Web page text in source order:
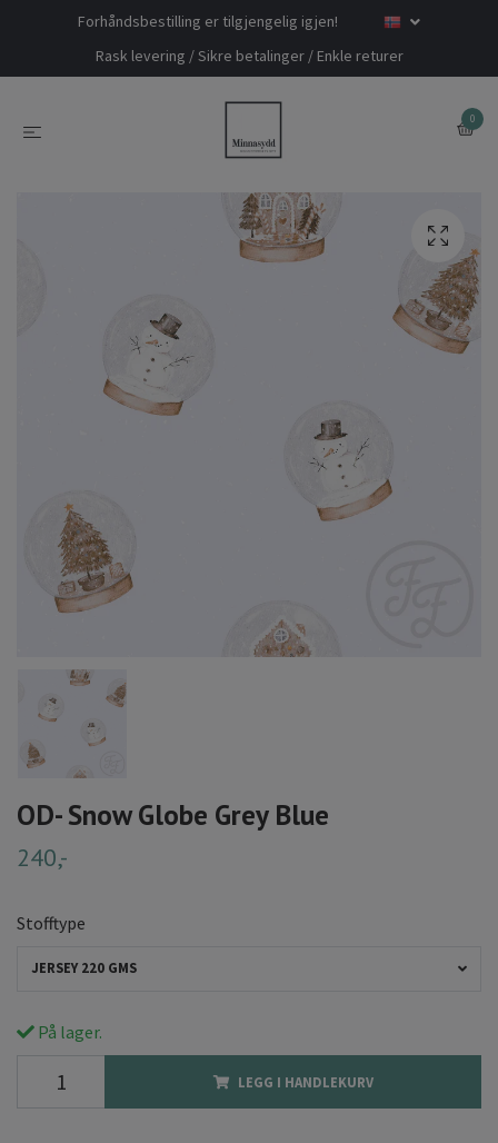
Forhåndsbestilling er tilgjengelig igjen!
Rask levering / Sikre betalinger / Enkle returer
0
OD- Snow Globe Grey Blue
240,-
Stofftype
JERSEY 220 GMS
På lager.
LEGG I HANDLEKURV